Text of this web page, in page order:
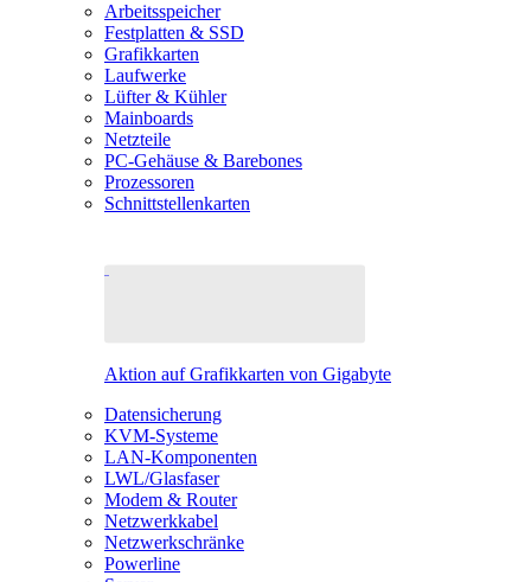
Arbeitsspeicher
Festplatten & SSD
Grafikkarten
Laufwerke
Lüfter & Kühler
Mainboards
Netzteile
PC-Gehäuse & Barebones
Prozessoren
Schnittstellenkarten
Aktion auf Grafikkarten von Gigabyte
Datensicherung
KVM-Systeme
LAN-Komponenten
LWL/Glasfaser
Modem & Router
Netzwerkkabel
Netzwerkschränke
Powerline